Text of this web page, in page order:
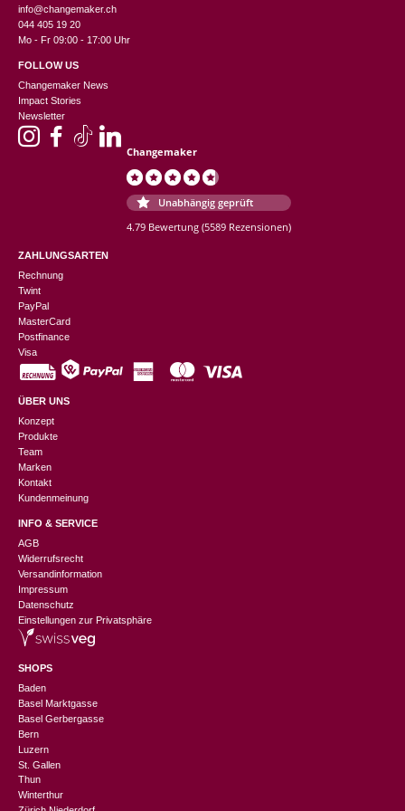
info@changemaker.ch
044 405 19 20
Mo - Fr 09:00 - 17:00 Uhr
FOLLOW US
Changemaker News
Impact Stories
Newsletter
Changemaker
Unabhängig geprüft
4.79 Bewertung (5589 Rezensionen)
ZAHLUNGSARTEN
Rechnung
Twint
PayPal
MasterCard
Postfinance
Visa
ÜBER UNS
Konzept
Produkte
Team
Marken
Kontakt
Kundenmeinung
INFO & SERVICE
AGB
Widerrufsrecht
Versandinformation
Impressum
Datenschutz
Einstellungen zur Privatsphäre
SHOPS
Baden
Basel Marktgasse
Basel Gerbergasse
Bern
Luzern
St. Gallen
Thun
Winterthur